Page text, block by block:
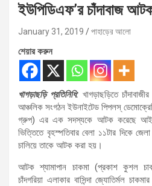
ইউপিডিএফ’র চাঁদাবাজ
January 31, 2019 পাহাড়ের আলো
শেয়ার করুন
খাগড়াছড়ি প্রতিনিধি: খাগড়াছড়িতে
আঞ্চলিক সংগঠন ইউনাইটেড পিপলস্
গ্রুপ) এর এক সদস্যকে আটক করেছে আইন-
ভিত্তিতে বৃহস্পতিবার বেলা ১১টার দিকে
চালিয়ে তাকে আটক করা হয়।
আটক শ্যামাপান চাকমা (প্রকাশ কুশল
চাঁদগরিয়া এলাকার বাসিন্দা জ্যোতির্মল